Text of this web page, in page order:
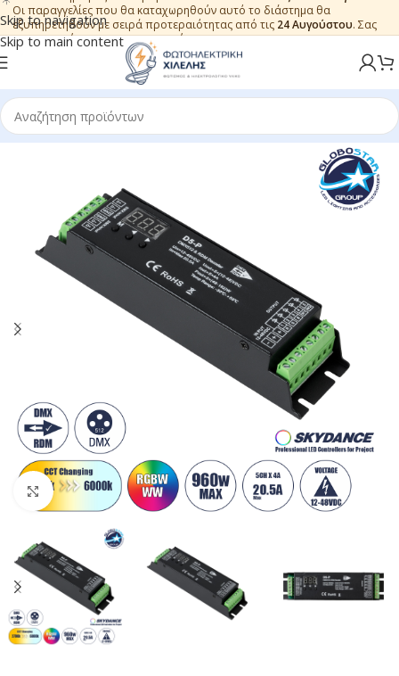
Skip to navigation
Skip to main content
Οι παραγγελίες που θα καταχωρηθούν αυτό το διάστημα θα
εξυπηρετηθούν με σειρά προτεραιότητας από τις 24 Αυγούστου. Σας
ευχαριστούμε για την εμπιστοσύνη.
Κλικ για μεγέθυνση